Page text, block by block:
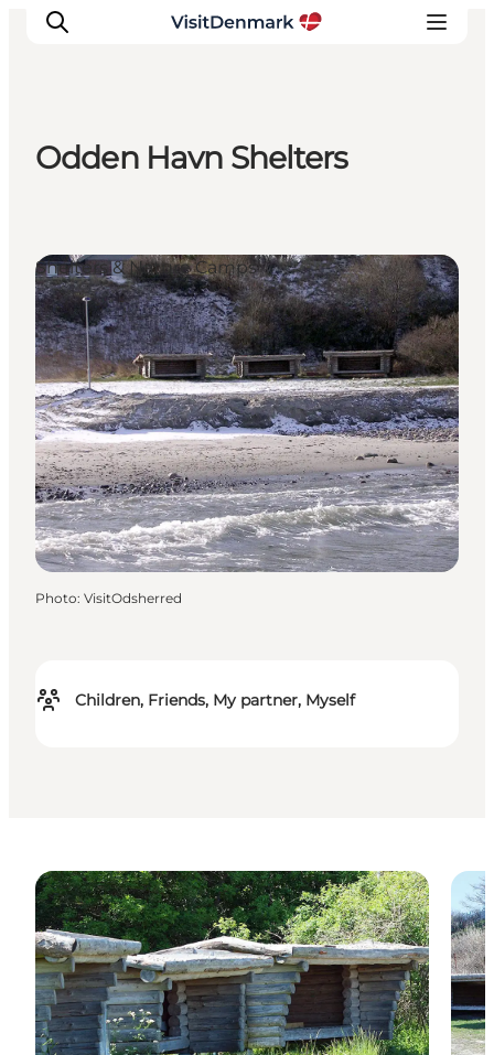
Quoi faire
Hébergements
Planifiez votre voyage
Odden Havn Shelters
Children, Friends, My partner, Myself
Shelters & Nature Camps
Photo: VisitOdsherred